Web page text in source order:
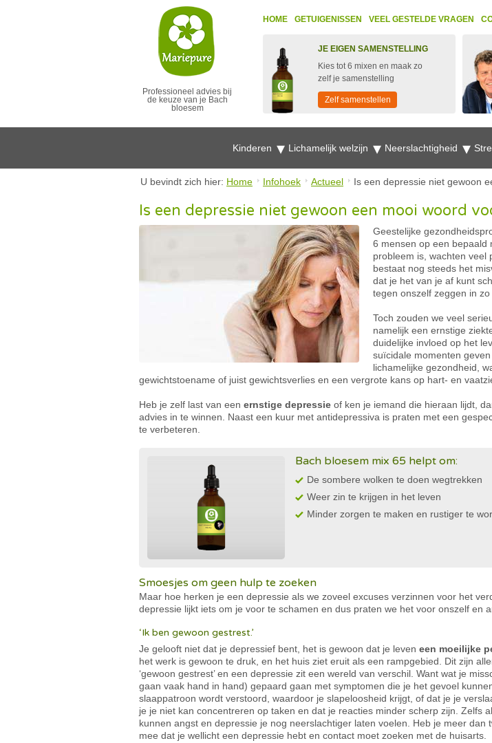
Professioneel advies bij
de keuze van je Bach
bloesem
HOME GETUIGENISSEN VEEL GESTELDE VRAGEN
JE EIGEN SAMENSTELLING
Kies tot 6 mixen en maak zo
zelf je samenstelling
Zelf samenstellen
Kinderen Lichamelijk welzijn Neerslachtigheid
U bevindt zich hier: Home Infohoek Actueel Is een depressie niet gewoon
Is een depressie niet gewoon een mooi woord
Geestelijke
6 mensen op een bepaald
probleem is, wachten veel
bestaat nog steeds het
dat je het van je af kunt
tegen onszelf zeggen in zo
Toch zouden we veel
namelijk een ernstige
duidelijke invloed op het
suïcidale momenten
lichamelijke gezondheid,
gewichtstoename of juist gewichtsverlies en een vergrote kans op hart- en
Heb je zelf last van een ernstige depressie of ken je iemand die hieraan lijdt,
advies in te winnen. Naast een kuur met antidepressiva is praten met een
te verbeteren.
Bach bloesem mix 65 helpt om:
De sombere wolken te doen wegtrekken
Weer zin te krijgen in het leven
Minder zorgen te maken en rustiger te
Smoesjes om geen hulp te zoeken
Maar hoe herken je een depressie als we zoveel excuses verzinnen voor het
depressie lijkt iets om je voor te schamen en dus praten we het voor onszelf en
‘Ik ben gewoon gestrest.’
Je gelooft niet dat je depressief bent, het is gewoon dat je leven een moeilijke
het werk is gewoon te druk, en het huis ziet eruit als een rampgebied. Dit zijn
‘gewoon gestrest’ en een depressie zit een wereld van verschil. Want wat je
gaan vaak hand in hand) gepaard gaan met symptomen die je het gevoel
slaappatroon wordt verstoord, waardoor je slapeloosheid krijgt, of dat je je
je je niet kan concentreren op taken en dat je reacties minder scherp zijn. Zelfs
kunnen angst en depressie je nog neerslachtiger laten voelen. Heb je meer
mee dat je wellicht een depressie hebt en contact moet zoeken met de huisarts.